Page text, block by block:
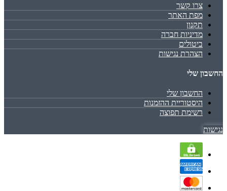
צרו קשר
מפת האתר
תקנון
מדיניות חברה
ביטולים
הצהרת נגישות
החשבון שלי
החשבון שלי
היסטוריית ההזמנות
רשימת תפוצה
נגישות